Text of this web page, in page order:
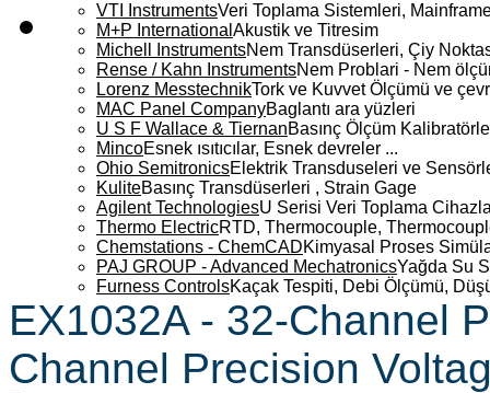
VTI InstrumentsVeri Toplama Sistemleri,
M+P International Akustik ve Titresim
Michell InstrumentsNem Transdüserleri, Çiy
Rense / Kahn InstrumentsNem Problari - Nem
Lorenz MesstechnikTork ve Kuvvet Ölçümü ve
MAC Panel CompanyBaglantı ara yüzleri
U S F Wallace & TiernanBasınç Ölçüm
MincoEsnek ısıtıcılar, Esnek devreler ...
Ohio SemitronicsElektrik Transduseleri ve
KuliteBasınç Transdüserleri , Strain Gage
Agilent TechnologiesU Serisi Veri Toplama
Thermo ElectricRTD, Thermocouple,
Chemstations - ChemCADKimyasal Proses
PAJ GROUP - Advanced MechatronicsYağda Su
Furness ControlsKaçak Tespiti, Debi Ölçümü,
EX1032A - 32-Channel
Channel Precision